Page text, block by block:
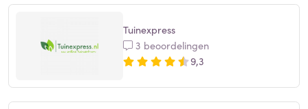
Tuinexpress
3 beoordelingen
9,3